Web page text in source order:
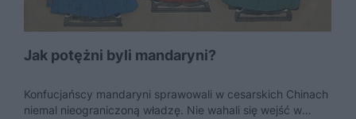
Jak potężni byli mandaryni?
Konfucjańscy mandaryni sprawowali w cesarskich Chinach
niemal nieograniczoną władzę. Nie wahali się wejść w